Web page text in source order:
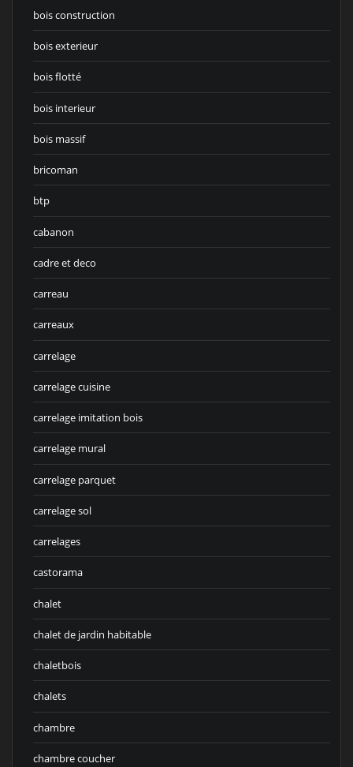
bois construction
bois exterieur
bois flotté
bois interieur
bois massif
bricoman
btp
cabanon
cadre et deco
carreau
carreaux
carrelage
carrelage cuisine
carrelage imitation bois
carrelage mural
carrelage parquet
carrelage sol
carrelages
castorama
chalet
chalet de jardin habitable
chaletbois
chalets
chambre
chambre coucher